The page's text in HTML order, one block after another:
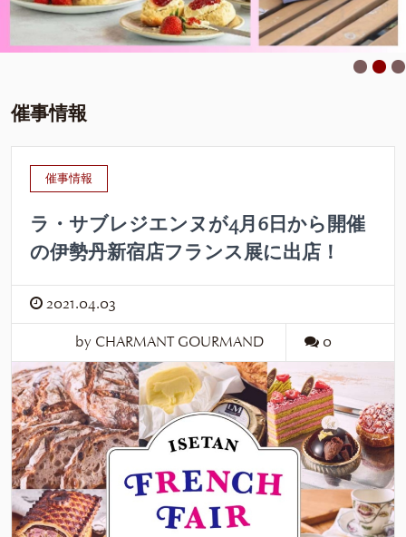
催事情報
催事情報
ラ・サブレジエンヌが4月6日から開催
の伊勢丹新宿店フランス展に出店！
2021.04.03
by CHARMANT GOURMAND 0